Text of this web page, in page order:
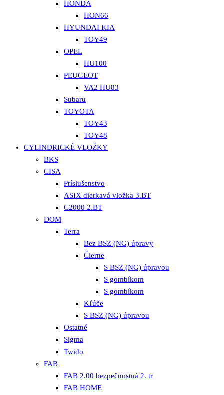
HONDA
HON66
HYUNDAI KIA
TOY49
OPEL
HU100
PEUGEOT
VA2 HU83
Subaru
TOYOTA
TOY43
TOY48
CYLINDRICKÉ VLOŽKY
BKS
CISA
Príslušenstvo
ASIX dierkavá vložka 3.BT
C2000 2.BT
DOM
Terra
Bez BSZ (NG) úpravy
Čierne
S BSZ (NG) úpravou
S gombíkom
S gombíkom
Kľúče
S BSZ (NG) úpravou
Ostatné
Sigma
Twido
FAB
FAB 2.00 bezpečnostná 2. tr
FAB HOME